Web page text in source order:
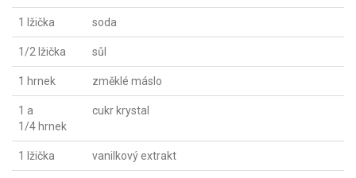
1 lžička soda
1/2 lžička sůl
1 hrnek změklé máslo
1 a
1/4 hrnek
cukr krystal
1 lžička vanilkový extrakt